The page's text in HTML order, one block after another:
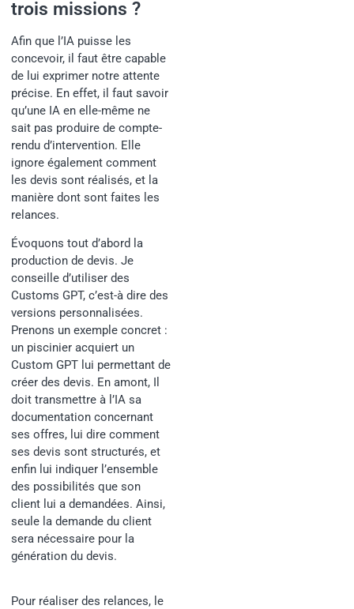
trois missions ?
Afin que l’IA puisse les
concevoir, il faut être capable
de lui exprimer notre attente
précise. En effet, il faut savoir
qu’une IA en elle-même ne
sait pas produire de compte-
rendu d’intervention. Elle
ignore également comment
les devis sont réalisés, et la
manière dont sont faites les
relances.
Évoquons tout d’abord la
production de devis. Je
conseille d’utiliser des
Customs GPT, c’est-à dire des
versions personnalisées.
Prenons un exemple concret :
un piscinier acquiert un
Custom GPT lui permettant de
créer des devis. En amont, Il
doit transmettre à l’IA sa
documentation concernant
ses offres, lui dire comment
ses devis sont structurés, et
enfin lui indiquer l’ensemble
des possibilités que son
client lui a demandées. Ainsi,
seule la demande du client
sera nécessaire pour la
génération du devis.
Pour réaliser des relances, le